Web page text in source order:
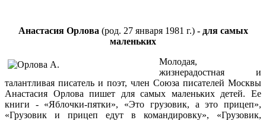
Анастасия Орлова (род. 27 января 1981 г.)- для самых
маленьких
Молодая,
жизнерадостная и
талантливая писатель и поэт, член Союза писателей Москвы
Анастасия Орлова пишет для самых маленьких детей. Ее
книги - «Яблочки-пятки», «Это грузовик, а это прицеп»,
«Грузовик и прицеп едут в командировку», «Грузовик,